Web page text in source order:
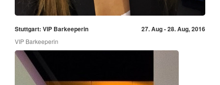
Stuttgart: VIP Barkeeperin 27. Aug - 28. Aug, 2016
VIP Barkeeperin